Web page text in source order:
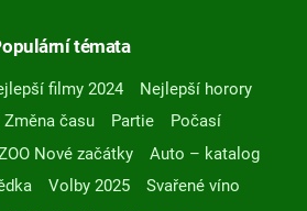
témata
filmy 2024
Nejlepší horory
Změna času Partie
Počasí
Nové začátky
Auto – katalog
Volby 2025
Svařené víno